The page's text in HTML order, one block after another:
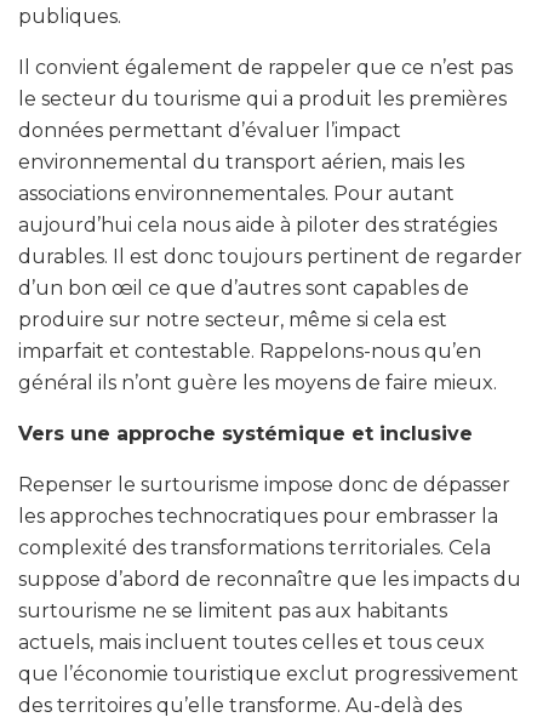
publiques.
Il convient également de rappeler que ce n’est pas
le secteur du tourisme qui a produit les premières
données permettant d’évaluer l’impact
environnemental du transport aérien, mais les
associations environnementales. Pour autant
aujourd’hui cela nous aide à piloter des stratégies
durables. Il est donc toujours pertinent de regarder
d’un bon œil ce que d’autres sont capables de
produire sur notre secteur, même si cela est
imparfait et contestable. Rappelons-nous qu’en
général ils n’ont guère les moyens de faire mieux.
Vers une approche systémique et inclusive
Repenser le surtourisme impose donc de dépasser
les approches technocratiques pour embrasser la
complexité des transformations territoriales. Cela
suppose d’abord de reconnaître que les impacts du
surtourisme ne se limitent pas aux habitants
actuels, mais incluent toutes celles et tous ceux
que l’économie touristique exclut progressivement
des territoires qu’elle transforme. Au-delà des